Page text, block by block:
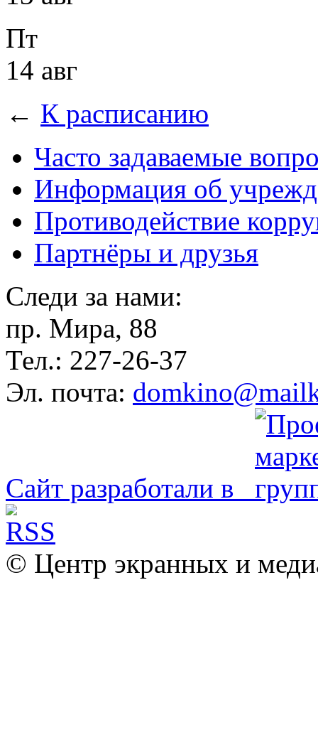
Пт
14 авг
← К расписанию
Часто задаваемые
Информация об
Противодействие
Партнёры и друзья
Следи за нами:
пр. Мира, 88
Тел.: 227-26-37
Эл. почта:
Сайт разработали в
© Центр экранных и